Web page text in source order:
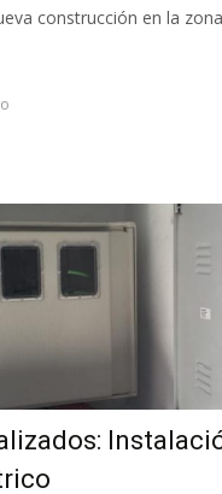
construcción en la